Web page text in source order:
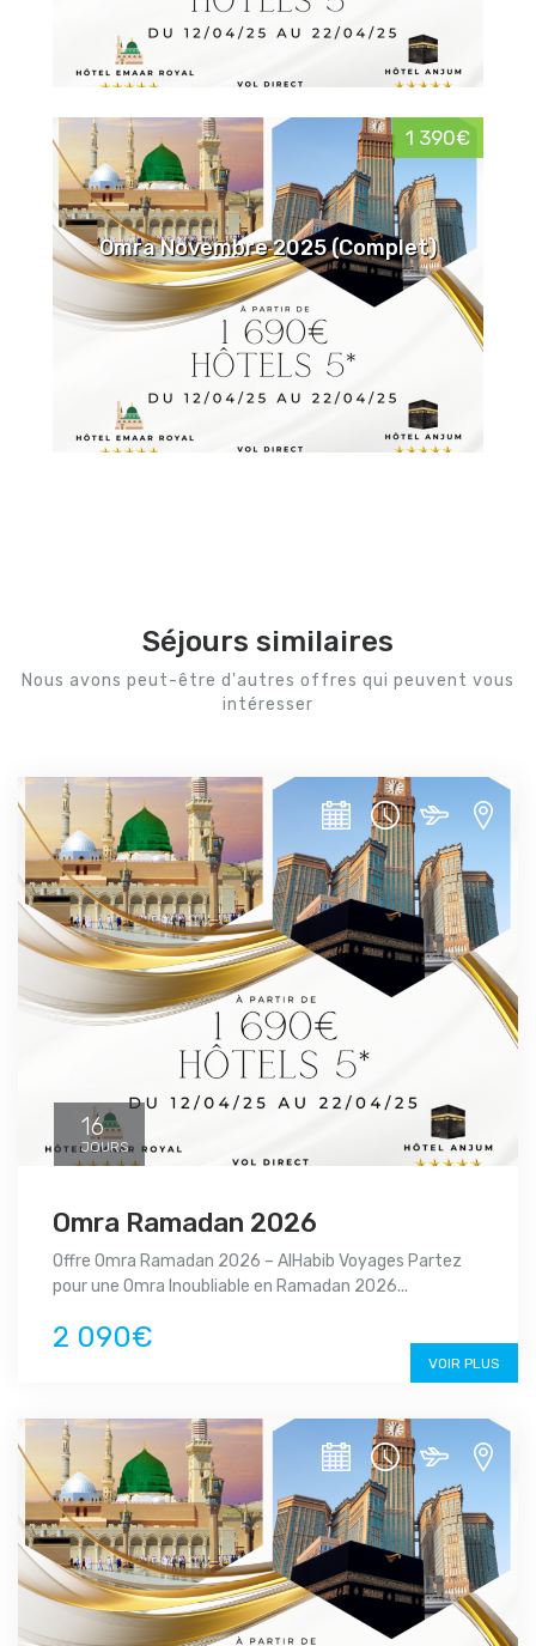
1 390€
Omra Novembre 2025 (Complet)
Séjours similaires
Nous avons peut-être d'autres offres qui peuvent vous
intéresser
16
JOURS
Omra Ramadan 2026
Offre Omra Ramadan 2026 – AlHabib Voyages Partez
pour une Omra Inoubliable en Ramadan 2026...
2 090€
VOIR PLUS